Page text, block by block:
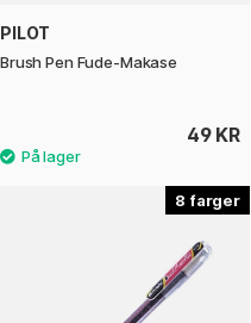
PILOT
Brush Pen Fude-Makase
49 KR
8